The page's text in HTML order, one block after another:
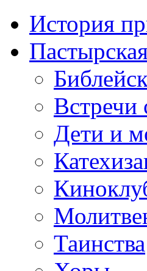
История
Встречи
Дети и
Таинства